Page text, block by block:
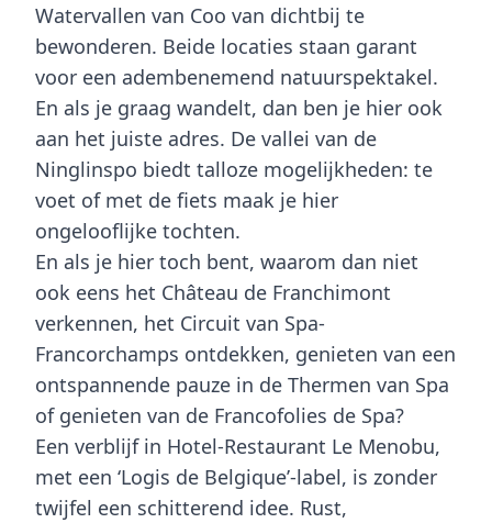
Watervallen van Coo van dichtbij te
bewonderen. Beide locaties staan garant
voor een adembenemend natuurspektakel.
En als je graag wandelt, dan ben je hier ook
aan het juiste adres. De vallei van de
Ninglinspo biedt talloze mogelijkheden: te
voet of met de fiets maak je hier
ongelooflijke tochten.
En als je hier toch bent, waarom dan niet
ook eens het Château de Franchimont
verkennen, het Circuit van Spa-
Francorchamps ontdekken, genieten van een
ontspannende pauze in de Thermen van Spa
of genieten van de Francofolies de Spa?
Een verblijf in Hotel-Restaurant Le Menobu,
met een ‘Logis de Belgique’-label, is zonder
twijfel een schitterend idee. Rust,